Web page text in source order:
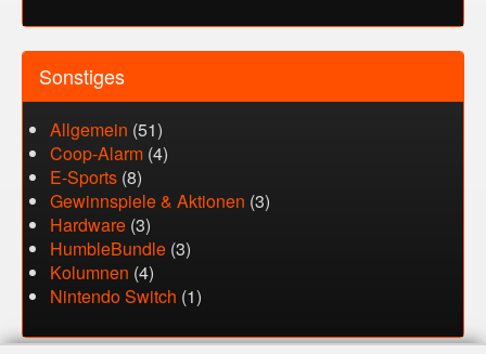
Sonstiges
Allgemein (51)
Coop-Alarm (4)
E-Sports (8)
Gewinnspiele & Aktionen (3)
Hardware (3)
HumbleBundle (3)
Kolumnen (4)
Nintendo Switch (1)